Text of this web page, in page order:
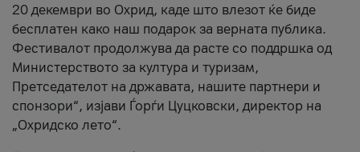
20 декември во Охрид, каде што влезот ќе биде
бесплатен како наш подарок за верната публика.
Фестивалот продолжува да расте со поддршка од
Министерството за култура и туризам,
Претседателот на државата, нашите партнери и
спонзори“, изјави Ѓорѓи Цуцковски, директор на
„Охридско лето“.